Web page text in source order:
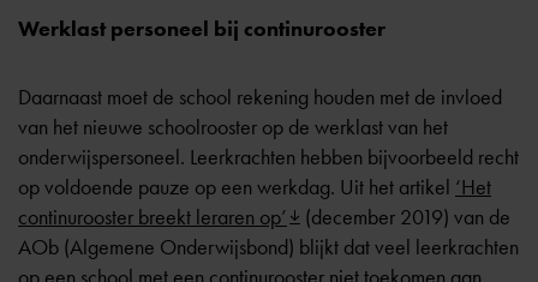
Werklast personeel bij continurooster
Daarnaast moet de school rekening houden met de invloed
van het nieuwe schoolrooster op de werklast van het
onderwijspersoneel. Leerkrachten hebben bijvoorbeeld recht
op voldoende pauze op een werkdag. Uit het artikel ‘Het
continurooster breekt leraren op’
(december 2019) van de
AOb (Algemene Onderwijsbond) blijkt dat veel leerkrachten